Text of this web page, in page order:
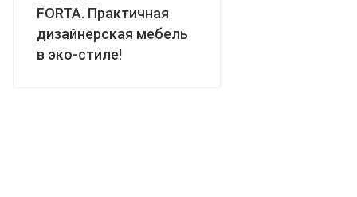
FORTA. Практичная
дизайнерская мебель
в эко-стиле!